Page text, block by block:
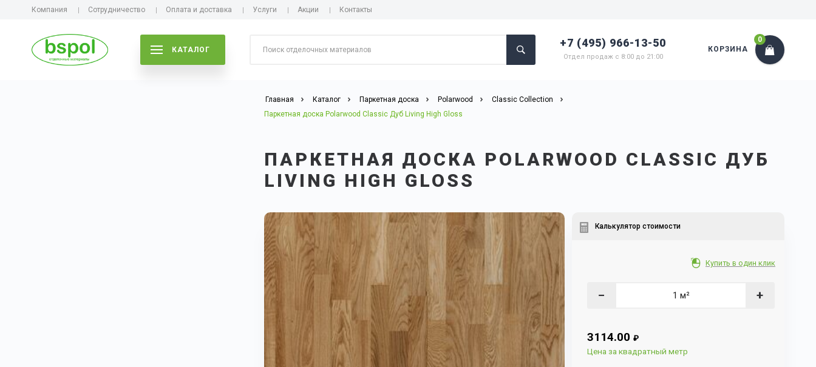
Компания Сотрудничество Оплата и доставка Услуги Акции Контакты
КАТАЛОГ
+7 (495) 966-13-50
Отдел продаж с 8:00 до 21:00
КОРЗИНА
0
Главная Каталог Паркетная доска Polarwood
Classic Collection
Паркетная доска Polarwood Classic Дуб Living High Gloss
ПАРКЕТНАЯ ДОСКА POLARWOOD CLASSIC ДУБ
LIVING HIGH GLOSS
Калькулятор стоимости
Купить в один клик
− +
3114.00 ₽
Цена за квадратный метр